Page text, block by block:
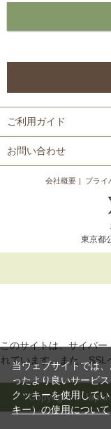
ご利用ガイド
お問い合わせ
会社概要 プライ
東京都
このサイトは、サイバー
れています。また、
Copyright © Japan
当ウェブサイトでは
ったより良いサービ
クッキーを使用して
キー）の使用について